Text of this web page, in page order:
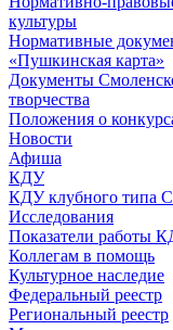
культуры
Нормативные
«Пушкинская карта»
Документы
творчества
Положения о
Новости
Афиша
КДУ
КДУ клубного типа
Исследования
Показатели работы
Коллегам в помощь
Культурное наследие
Федеральный реестр
Региональный реестр